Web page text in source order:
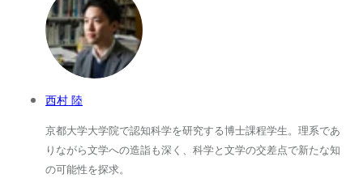
西村 陸
京都大学大学院で認知科学を研究する博士課程学生。理系であ
りながら文学への造詣も深く、科学と文学の交差点で新たな知
の可能性を探求。